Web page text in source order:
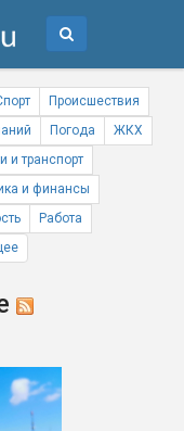
Происшествия
Погода
ЖКХ
и транспорт
и финансы
Работа